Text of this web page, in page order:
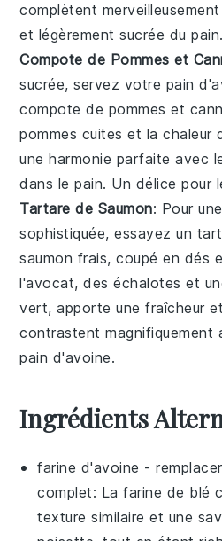
complètent
et légèrement sucrée du pain.
Compote de Pommes et
sucrée, servez votre pain
compote de pommes et
pommes cuites et la chaleur
une harmonie parfaite avec
dans le pain. Un délice pour
Tartare de Saumon: Pour
sophistiquée, essayez un
saumon frais, coupé en dés
l'avocat, deséchalotes et
vert, apporte une fraîcheur
contrastent magnifiquement
pain d'avoine.
Ingrédients
farine d'avoine -
complet: La farine de blé
texture similaire et une